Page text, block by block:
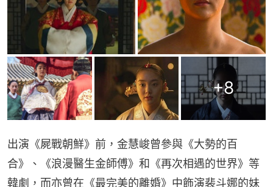
+8
出演《屍戰朝鮮》前，金慧峻曾參與《大勢的百
合》、《浪漫醫生金師傅》和《再次相遇的世界》等
韓劇，而亦曾在《最完美的離婚》中飾演裴斗娜的妹